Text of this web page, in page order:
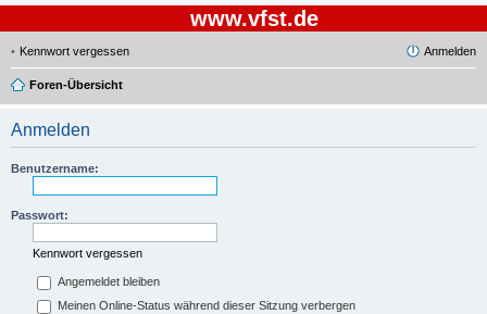
www.vfst.de
Kennwort vergessen Anmelden
Foren-Übersicht
Anmelden
Benutzername:
Passwort:
Kennwort vergessen
Angemeldet bleiben
Meinen Online-Status während dieser Sitzung verbergen